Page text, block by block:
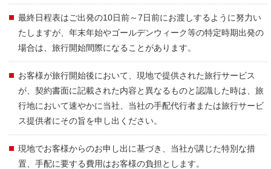
最終日程表はご出発の10日前～7日前にお渡しするように努力い
たしますが、年末年始やゴールデンウィーク等の特定時期出発の
場合は、旅行開始間際になることがあります。
お客様が旅行開始後において、現地で提供された旅行サービス
が、契約書面に記載された内容と異なるものと認識した時は、旅
行地において速やかに当社、当社の手配代行者または旅行サービ
ス提供者にその旨を申し出ください。
現地でお客様からのお申し出に基づき、当社が講じた特別な措
置、手配に要する費用はお客様の負担とします。